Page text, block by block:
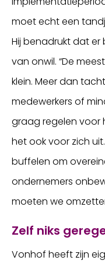
moet echt een
Hij benadrukt dat er
van onwil. “De
klein. Meer dan
medewerkers of
graag regelen voor
het ook voor zich
buffelen om
ondernemers
moeten we
Zelf niks
Vonhof heeft zijn